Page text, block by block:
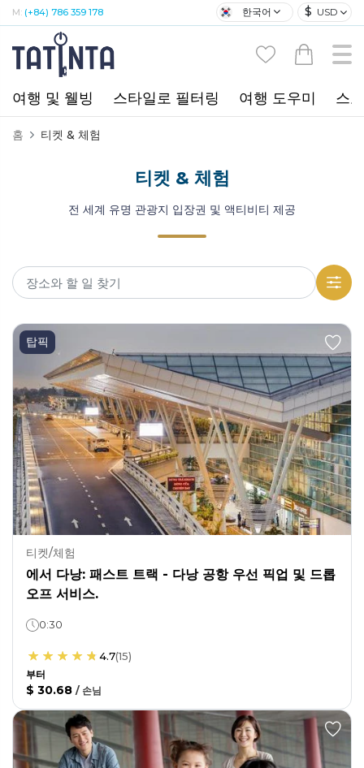
M: (+84) 786 359 178 한국어 $ USD
여행 및 웰빙 스타일로 필터링 여행 도우미 스
홈 티켓 & 체험
티켓 & 체험
전 세계 유명 관광지 입장권 및 액티비티 제공
탑픽
티켓/체험
에서 다낭: 패스트 트랙 - 다낭 공항 우선 픽업 및 드롭
오프 서비스.
0:30
4.7(15)
부터
$ 30.68 / 손님